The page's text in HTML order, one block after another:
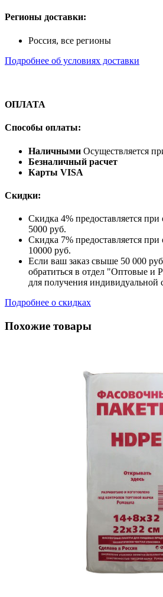
Регионы доставки:
Россия, все регионы
Подробнее об условиях доставки
ОПЛАТА
Способы оплаты:
Наличными Осуществляется
Безналичный расчет
Карты VISA
Скидки:
Скидка 4% предоставляется при
5000 руб.
Скидка 7% предоставляется при
10000 руб.
Если ваш заказ свыше 50 000
обратиться в отдел "Оптовые и
для получения индивидуальной
Подробнее о скидках
Похожие товары